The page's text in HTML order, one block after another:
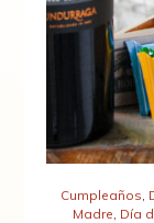
Cumpleaños
Madre Día